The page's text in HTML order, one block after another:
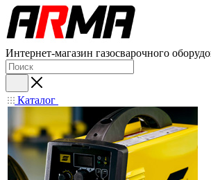
Интернет-магазин газосварочного
Каталог